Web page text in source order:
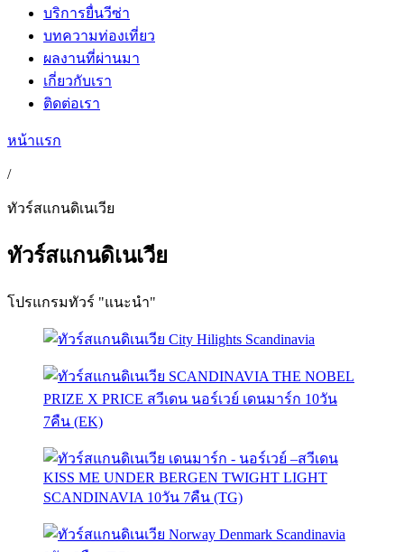
บริการยื่นวีซ่า
บทความท่องเที่ยว
ผลงานที่ผ่านมา
เกี่ยวกับเรา
ติดต่อเรา
หน้าแรก
/
ทัวร์สแกนดิเนเวีย
ทัวร์สแกนดิเนเวีย
โปรแกรมทัวร์ "แนะนำ"